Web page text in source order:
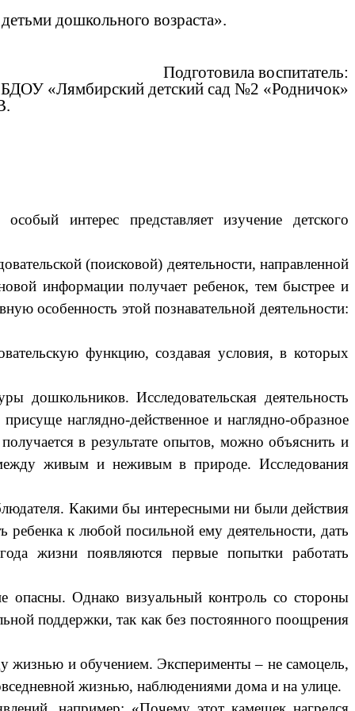
дошкольного возраста».
Подготовила воспитатель:
«Лямбирский детский сад №2 «Родничок»
интерес представляет изучение детского
(поисковой) деятельности, направленной
информации получает ребенок, тем быстрее и
особенность этой познавательной деятельности:
функцию, создавая условия, в которых
Исследовательская деятельность
наглядно-действенное и наглядно-образное
в результате опытов, можно объяснить и
живым и неживым в природе. Исследования
Какими бы интересными ни были действия
к любой посильной ему деятельности, дать
жизни появляются первые попытки работать
опасны. Однако визуальный контроль со стороны
поддержки, так как без постоянного поощрения
и обучением. Эксперименты – не самоцель,
жизнью, наблюдениями дома и на улице.